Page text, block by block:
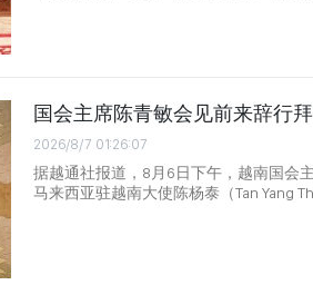
国会主席陈青敏会见前来辞行
2026/8/7 01:26:07
据越通社报道，8月6日下午，越南国会
马来西亚驻越南大使陈杨泰（Tan Yang